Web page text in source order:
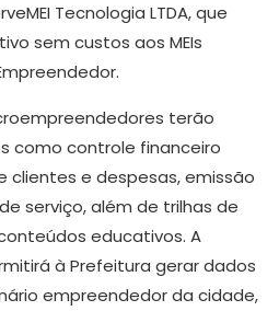
Tecnologia LTDA, que
sem custos aos MEIs
terão
como controle financeiro
clientes e despesas, emissão
serviço, além de trilhas de
educativos. A
à Prefeitura gerar dados
empreendedor da cidade,